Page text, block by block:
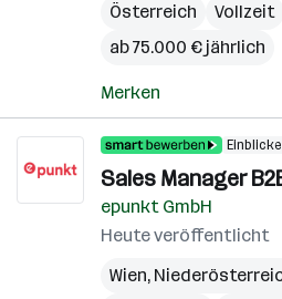
Österreich
Vollzeit
ab 75.000 € jährlich
Merken
Einblicke
Sales Manager
epunkt GmbH
Heute veröffentlicht
Wien,